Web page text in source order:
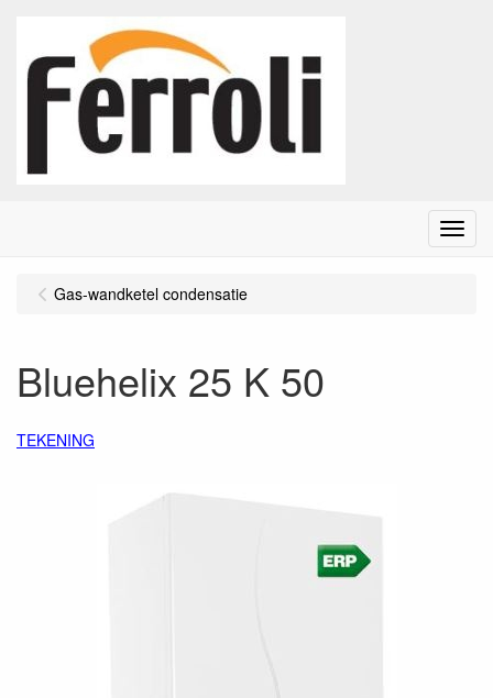
Menu
Gas-wandketel condensatie
Bluehelix 25 K 50
TEKENING